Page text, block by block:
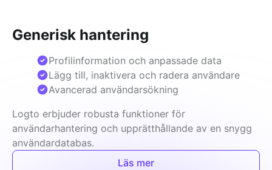
Generisk hantering
Logto erbjuder robusta funktioner för
användarhantering och upprätthållande av en snygg
användardatabas.
Profilinformation och anpassade data
Lägg till, inaktivera och radera användare
Avancerad användarsökning
Läs mer